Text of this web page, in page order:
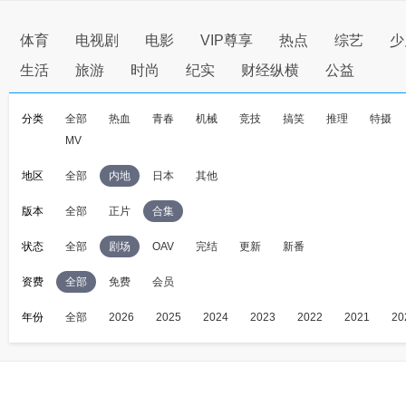
体育 电视剧 电影 VIP尊享 热点 综艺
生活
旅游 时尚 纪实 财经纵横 公益
分类 全部 热血 青春 机械 竞技 搞笑 推理
特摄
MV
地区 全部 内地 日本 其他
版本 全部 正片 合集
状态 全部 剧场 OAV 完结 更新 新番
资费 全部 免费 会员
年份 全部 2026 2025 2024 2023 2022 2021